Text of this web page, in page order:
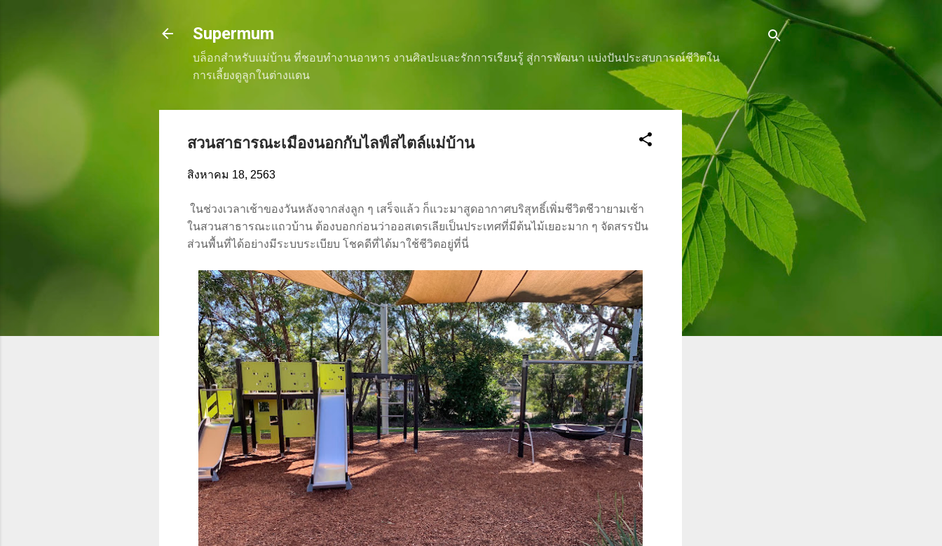
Supermum
บล็อกสำหรับแม่บ้าน ที่ชอบทำงานอาหาร งานศิลปะและรักการเรียนรู้ สู่การพัฒนา แบ่งปันประสบการณ์ชีวิตใน
การเลี้ยงดูลูกในต่างแดน
สวนสาธารณะเมืองนอกกับไลฟ์สไตล์แม่บ้าน
สิงหาคม 18, 2563
ในช่วงเวลาเช้าของวันหลังจากส่งลูก ๆ เสร็จแล้ว ก็แวะมาสูดอากาศบริสุทธิ์เพิ่มชีวิตชีวายามเช้า
ในสวนสาธารณะแถวบ้าน ต้องบอกก่อนว่าออสเตรเลียเป็นประเทศที่มีต้นไม้เยอะมาก ๆ จัดสรรปัน
ส่วนพื้นที่ได้อย่างมีระบบระเบียบ โชคดีที่ได้มาใช้ชีวิตอยู่ที่นี่